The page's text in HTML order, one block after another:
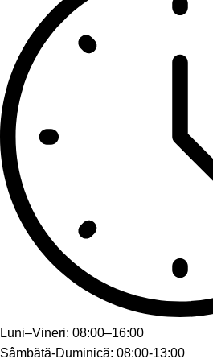
Luni–Vineri: 08:00–16:00
Sâmbătă-Duminică: 08:00-13:00